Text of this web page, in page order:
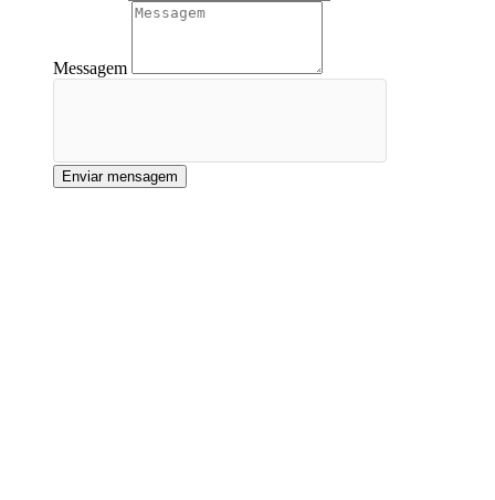
Messagem
Enviar mensagem